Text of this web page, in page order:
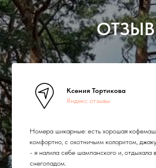
Ксения Тортикова
Яндекс отзывы
Номера шикарные: есть хорошая
комфортно, с охотничьим колоритом,
- я налила себе шампанского и, отдыхала
снегопадом.